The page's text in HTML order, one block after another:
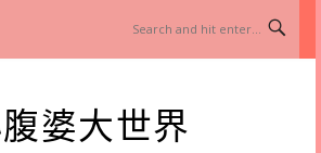
婆大世界